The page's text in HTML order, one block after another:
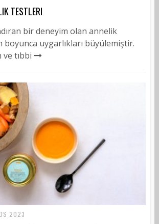
TESTLERI
bir deneyim olan annelik
uygarlıkları büyülemiştir.
tıbbi
2023